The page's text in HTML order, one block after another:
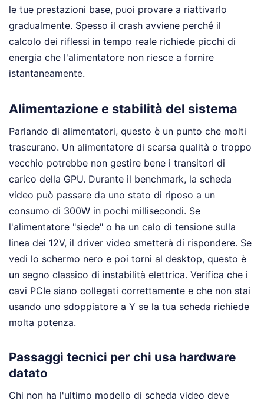
le tue prestazioni base, puoi provare a riattivarlo
gradualmente. Spesso il crash avviene perché il
calcolo dei riflessi in tempo reale richiede picchi di
energia che l'alimentatore non riesce a fornire
istantaneamente.
Alimentazione e stabilità del sistema
Parlando di alimentatori, questo è un punto che molti
trascurano. Un alimentatore di scarsa qualità o troppo
vecchio potrebbe non gestire bene i transitori di
carico della GPU. Durante il benchmark, la scheda
video può passare da uno stato di riposo a un
consumo di 300W in pochi millisecondi. Se
l'alimentatore "siede" o ha un calo di tensione sulla
linea dei 12V, il driver video smetterà di rispondere. Se
vedi lo schermo nero e poi torni al desktop, questo è
un segno classico di instabilità elettrica. Verifica che i
cavi PCIe siano collegati correttamente e che non stai
usando uno sdoppiatore a Y se la tua scheda richiede
molta potenza.
Passaggi tecnici per chi usa hardware
datato
Chi non ha l'ultimo modello di scheda video deve